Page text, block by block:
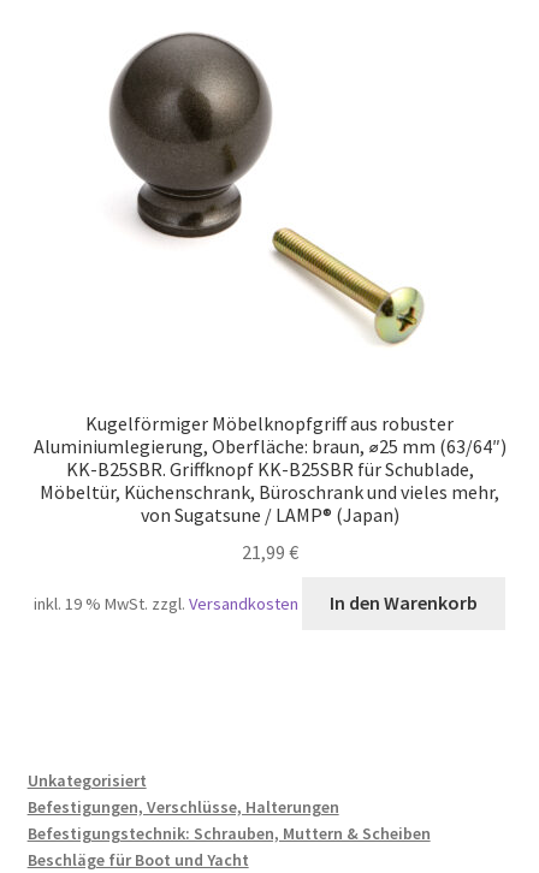
Kugelförmiger Möbelknopfgriff aus robuster
Aluminiumlegierung, Oberfläche: braun, ⌀25 mm (63/64″)
KK-B25SBR. Griffknopf KK-B25SBR für Schublade,
Möbeltür, Küchenschrank, Büroschrank und vieles mehr,
von Sugatsune / LAMP® (Japan)
21,99 €
inkl. 19 % MwSt. zzgl.Versandkosten In den Warenkorb
Unkategorisiert
Befestigungen, Verschlüsse, Halterungen
Befestigungstechnik: Schrauben, Muttern & Scheiben
Beschläge für Boot und Yacht